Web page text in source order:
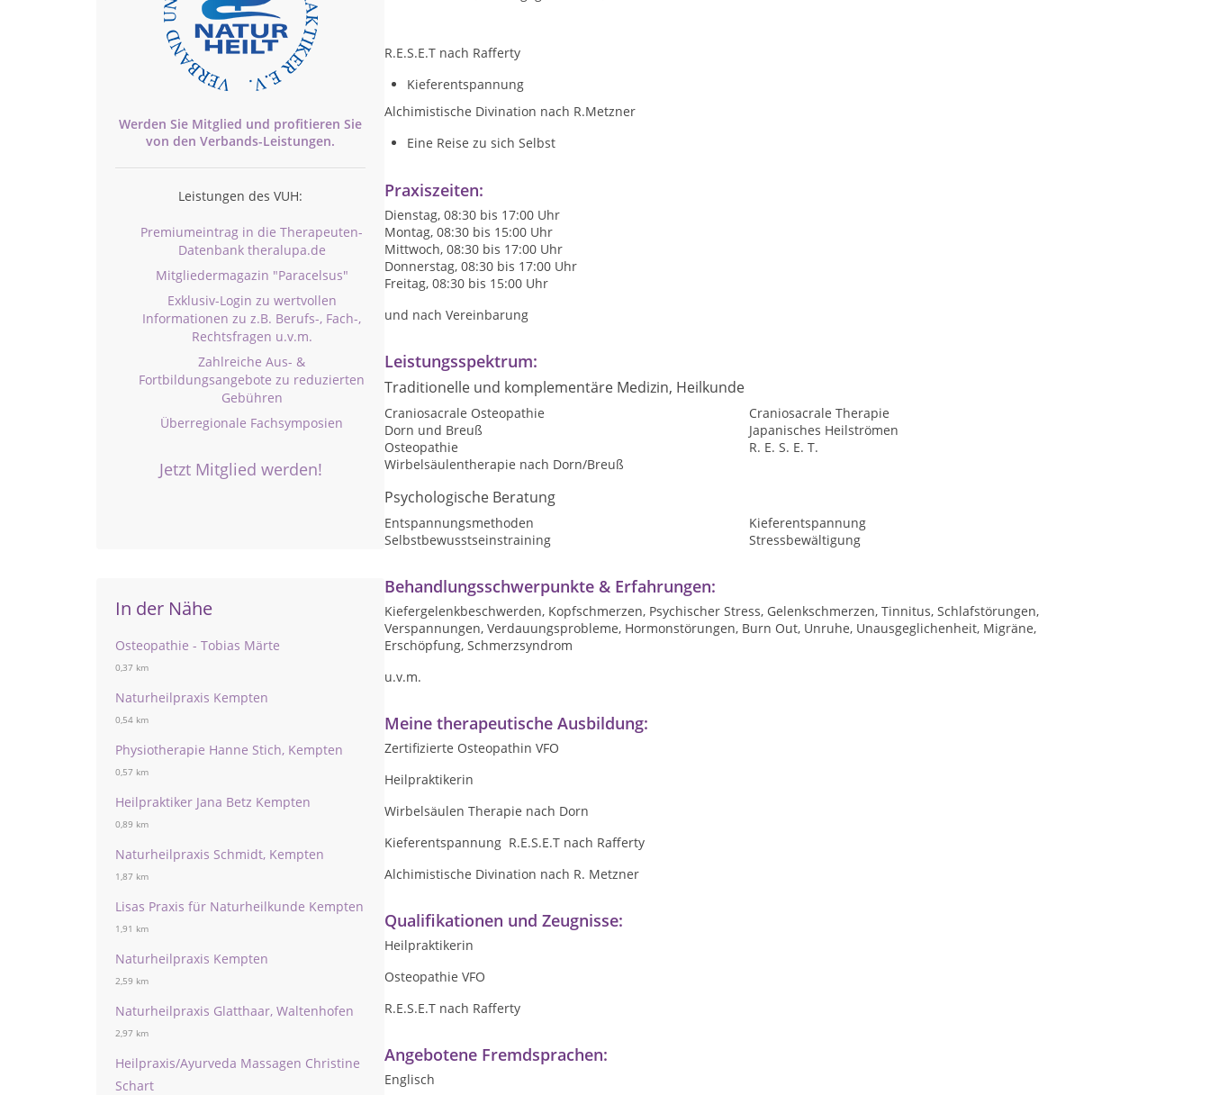
Werden Sie Mitglied und profitieren Sie
von den Verbands-Leistungen.
Leistungen des VUH:
Premiumeintrag in die Therapeuten-
Datenbank theralupa.de
Mitgliedermagazin "Paracelsus"
Exklusiv-Login zu wertvollen
Informationen zu z.B. Berufs-, Fach-,
Rechtsfragen u.v.m.
Zahlreiche Aus- &
Fortbildungsangebote zu reduzierten
Gebühren
Überregionale Fachsymposien
Jetzt Mitglied werden!
In der Nähe
Osteopathie - Tobias Märte
0,37 km
Naturheilpraxis Kempten
0,54 km
Physiotherapie Hanne Stich, Kempten
0,57 km
Heilpraktiker Jana Betz Kempten
0,89 km
Naturheilpraxis Schmidt, Kempten
1,87 km
Lisas Praxis für Naturheilkunde Kempten
1,91 km
Naturheilpraxis Kempten
2,59 km
Naturheilpraxis Glatthaar, Waltenhofen
2,97 km
Heilpraxis/Ayurveda Massagen Christine
Schart
R.E.S.E.T nach Rafferty
Kieferentspannung
Alchimistische Divination nach R.Metzner
Eine Reise zu sich Selbst
Praxiszeiten:
Dienstag, 08:30 bis 17:00 Uhr
Montag, 08:30 bis 15:00 Uhr
Mittwoch, 08:30 bis 17:00 Uhr
Donnerstag, 08:30 bis 17:00 Uhr
Freitag, 08:30 bis 15:00 Uhr
und nach Vereinbarung
Leistungsspektrum:
Traditionelle und komplementäre Medizin, Heilkunde
Craniosacrale Osteopathie
Craniosacrale Therapie
Dorn und Breuß
Japanisches Heilströmen
Osteopathie
R. E. S. E. T.
Wirbelsäulentherapie nach Dorn/Breuß
Psychologische Beratung
Entspannungsmethoden
Kieferentspannung
Selbstbewusstseinstraining
Stressbewältigung
Behandlungsschwerpunkte & Erfahrungen:
Kiefergelenkbeschwerden, Kopfschmerzen, Psychischer Stress, Gelenkschmerzen, Tinnitus, Schlafstörungen,
Verspannungen, Verdauungsprobleme, Hormonstörungen, Burn Out, Unruhe, Unausgeglichenheit, Migräne,
Erschöpfung, Schmerzsyndrom
u.v.m.
Meine therapeutische Ausbildung:
Zertifizierte Osteopathin VFO
Heilpraktikerin
Wirbelsäulen Therapie nach Dorn
Kieferentspannung R.E.S.E.T nach Rafferty
Alchimistische Divination nach R. Metzner
Qualifikationen und Zeugnisse:
Heilpraktikerin
Osteopathie VFO
R.E.S.E.T nach Rafferty
Angebotene Fremdsprachen:
Englisch